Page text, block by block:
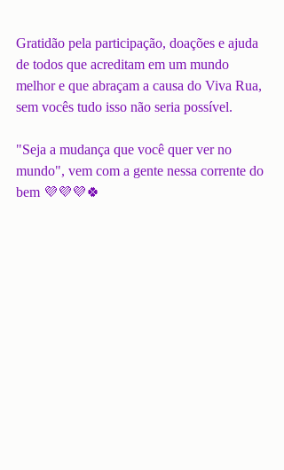
Gratidão pela participação, doações e ajuda
de todos que acreditam em um mundo
melhor e que abraçam a causa do Viva Rua,
sem vocês tudo isso não seria possível.
"Seja a mudança que você quer ver no
mundo", vem com a gente nessa corrente do
bem 💜💜💜🍀